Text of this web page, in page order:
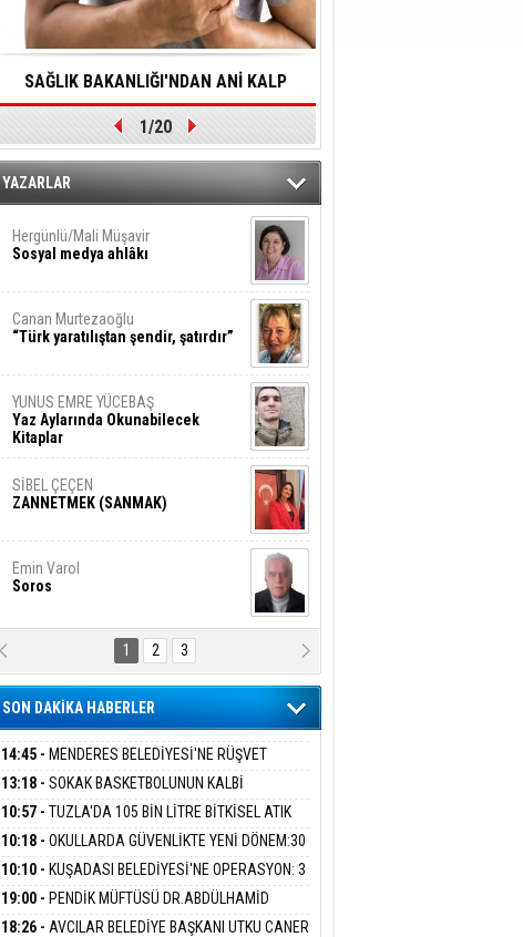
SAĞLIK BAKANLIĞI'NDAN ANİ KALP
DURMALARINA HIZLI MÜDAHALE
EDİLMESİNE YÖNELİK ÖNLENMESİ İÇİN
ÖNEMLİ ADIM
1/20
YAZARLAR
Hergünlü/Mali Müşavir
Sosyal medya ahlâkı
Canan Murtezaoğlu
“Türk yaratılıştan şendir, şatırdır”
YUNUS EMRE YÜCEBAŞ
Yaz Aylarında Okunabilecek
Kitaplar
SİBEL ÇEÇEN
ZANNETMEK (SANMAK)
Emin Varol
Soros
Karanlık DNA Kuşaklararası
Şiddetin Biyolojik Faturası
Şiyar Adıyaman
Ben Bu Sahaya Sığmazam
Hasan Ali Çölük
Bir Satırın İçindeki İnsan
Ezgi Kılıç
SİVAS: ATEŞE ATILAN VİCDAN
1 2 3
SON DAKİKA HABERLER
14:45 - MENDERES BELEDİYESİ'NE RÜŞVET
OPERASYONU:BELEDİYE BAŞKANI İLKAY ÇİÇEK
ADLİYEYE SEVK EDİLDİ
13:18 - SOKAK BASKETBOLUNUN KALBİ
ÜMRANİYE’DE ATACAK
10:57 - TUZLA'DA 105 BİN LİTRE BİTKİSEL ATIK
YAĞ TOPLANDI
10:18 - OKULLARDA GÜVENLİKTE YENİ DÖNEM:30
BİN PERSONEL ALINACAK DEDEKTÖRLÜ ARAMA
GELİYOR
10:10 - KUŞADASI BELEDİYESİ'NE OPERASYON: 3
DALGADA 15 GÖZALTI
19:00 - PENDİK MÜFTÜSÜ DR.ABDÜLHAMİD
PEHLİVAN BASIN MENSUPLARINI AĞIRLADI
18:26 - AVCILAR BELEDİYE BAŞKANI UTKU CANER